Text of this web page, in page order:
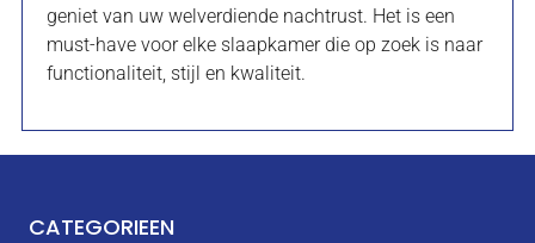
geniet van uw welverdiende nachtrust. Het is een
must-have voor elke slaapkamer die op zoek is naar
functionaliteit, stijl en kwaliteit.
CATEGORIEEN